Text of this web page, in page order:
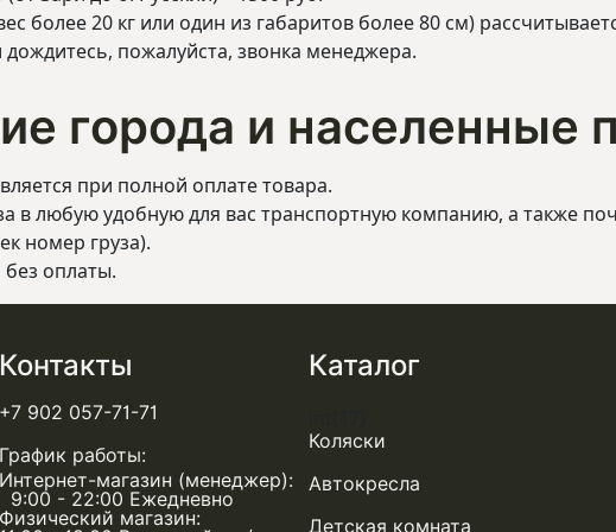
более 20 кг или один из габаритов более 80 см)
пожалуйста, звонка менеджера.
города и населенные
при полной оплате товара.
в любую удобную для вас транспортную компанию, а также
номер груза).
оплаты.
Контакты
+7 902 057-71-71
График работы:
Интернет-магазин (менеджер):
9:00 - 22:00 Ежедневно
Физический магазин:
Каталог
Коляски
Автокресла
Детская комната